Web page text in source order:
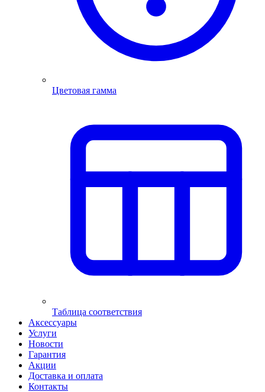
Цветовая гамма
Таблица соответствия
Аксессуары
Услуги
Новости
Гарантия
Акции
Доставка и оплата
Контакты